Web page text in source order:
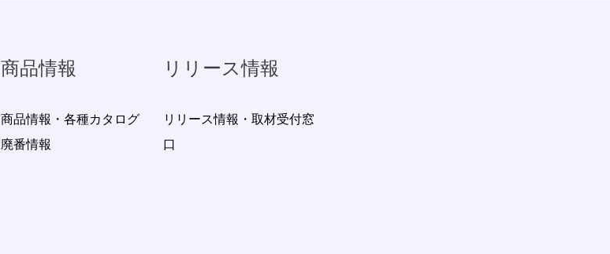
商品情報
商品情報・各種カタログ
廃番情報
リリース情報
リリース情報・取材受付窓
口